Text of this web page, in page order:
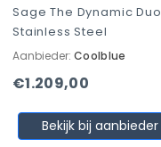
Sage The Dynamic Duo
Stainless Steel
Aanbieder: Coolblue
€1.209,00
Bekijk bij aanbieder